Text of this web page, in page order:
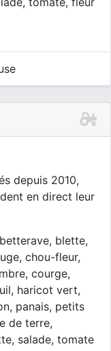
depuis 2010,
en direct leur
blette,
chou-fleur,
courge,
haricot vert,
panais, petits
de terre,
salade, tomate